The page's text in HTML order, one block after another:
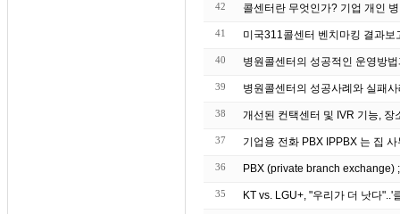
42 콜센터란 무엇인가? 기업 개인
41 미국311콜센터 벤치마킹 결과보
40 병원콜센터의 성공적인 운영방
39 병원콜센터의 성공사례와 실패
38 개선된 컨택센터 및 IVR 기능, 장
37 기업용 전화 PBX
36 PBX (private branch exchange)
35 KT vs. LGU+, "우리가 더 낫다"..'